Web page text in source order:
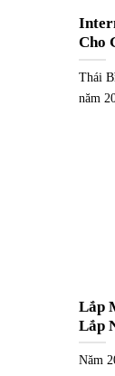
Cho
Thái
năm
Lắp
Lắp
Năm